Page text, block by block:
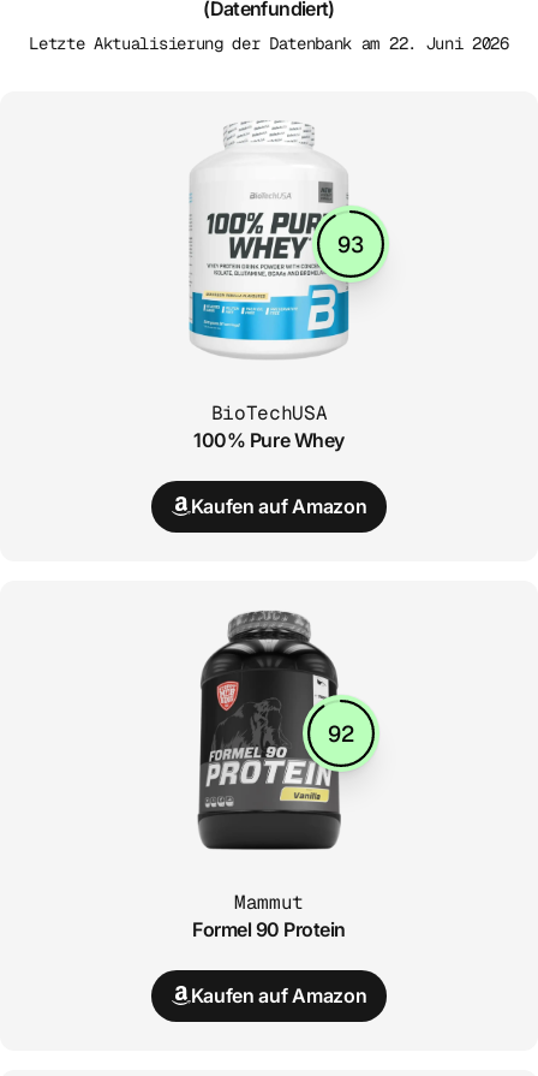
(Datenfundiert)
Letzte Aktualisierung der Datenbank am 22. Juni 2026
93
BioTechUSA
100% Pure Whey
Kaufen auf Amazon
92
Mammut
Formel 90 Protein
Kaufen auf Amazon